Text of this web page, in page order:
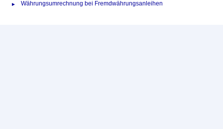
Währungsumrechnung bei Fremdwährungsanleihen